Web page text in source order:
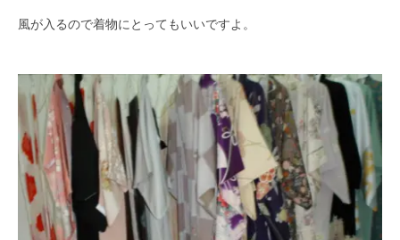
風が入るので着物にとってもいいですよ。